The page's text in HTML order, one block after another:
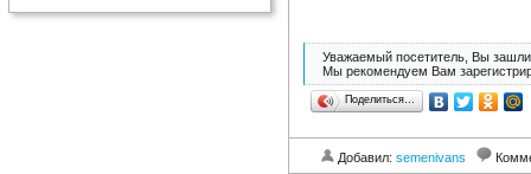
Уважаемый посетитель, Вы зашли
Мы рекомендуем Вам
Поделиться…
Добавил: semenivans